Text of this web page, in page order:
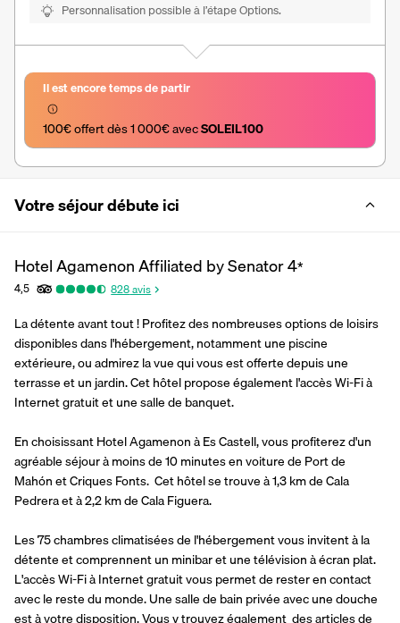
Personnalisation possible à l’étape Options.
Il est encore temps de partir
100€ offert dès 1 000€ avec SOLEIL100
Votre séjour débute ici
Hotel Agamenon Affiliated by Senator4*
4,5 828avis
La détente avant tout ! Profitez des nombreuses options de loisirs
disponibles dans l'hébergement, notamment une piscine
extérieure, ou admirez la vue qui vous est offerte depuis une
terrasse et un jardin. Cet hôtel propose également l'accès Wi-Fi à
Internet gratuit et une salle de banquet.
En choisissant Hotel Agamenon à Es Castell, vous profiterez d'un
agréable séjour à moins de 10 minutes en voiture de Port de
Mahón et Criques Fonts.  Cet hôtel se trouve à 1,3 km de Cala
Pedrera et à 2,2 km de Cala Figuera.
Les 75 chambres climatisées de l'hébergement vous invitent à la
détente et comprennent un minibar et une télévision à écran plat.
L'accès Wi-Fi à Internet gratuit vous permet de rester en contact
avec le reste du monde. Une salle de bain privée avec une douche
est à votre disposition. Vous y trouvez également  des articles de